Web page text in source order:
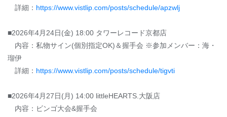
詳細： https://www.vistlip.com/posts/schedule/apzwlj
■2026年4月24日(金) 18:00 タワーレコード京都店
内容：私物サイン(個別指定OK)＆握手会 ※参加メンバー：海・
瑠伊
詳細： https://www.vistlip.com/posts/schedule/tigvti
■2026年4月27日(月) 14:00 littleHEARTS.大阪店
内容：ビンゴ大会&握手会